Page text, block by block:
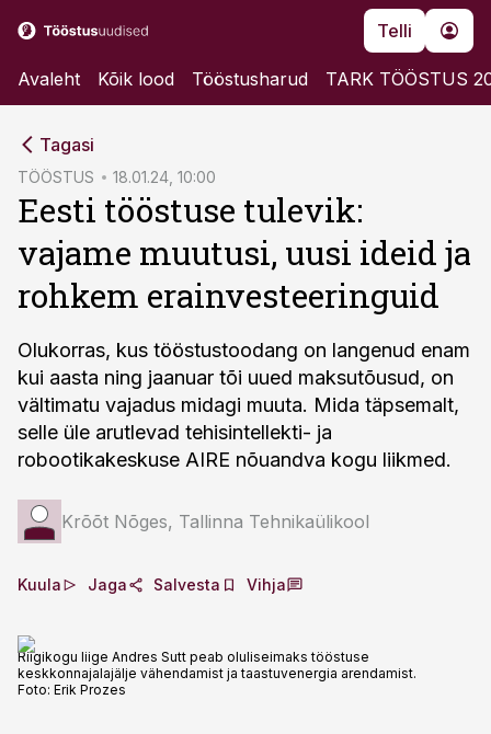
Telli
Avaleht Kõik lood Tööstusharud TARK TÖÖSTUS
Tagasi
TÖÖSTUS 18.01.24, 10:00
Eesti tööstuse tulevik:
vajame muutusi, uusi ideid ja
rohkem erainvesteeringuid
Olukorras, kus tööstustoodang on langenud enam
kui aasta ning jaanuar tõi uued maksutõusud, on
vältimatu vajadus midagi muuta. Mida täpsemalt,
selle üle arutlevad tehisintellekti- ja
robootikakeskuse AIRE nõuandva kogu liikmed.
Krõõt Nõges, Tallinna Tehnikaülikool
Kuula Jaga Salvesta Vihja
Riigikogu liige Andres Sutt peab oluliseimaks tööstuse
keskkonnajalajälje vähendamist ja taastuvenergia arendamist.
Foto: Erik Prozes